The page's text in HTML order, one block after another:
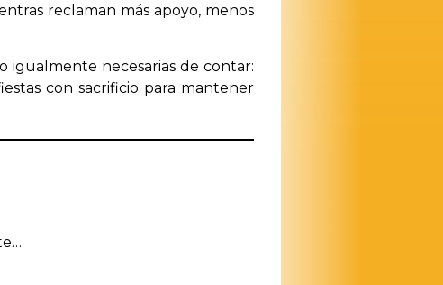
reclaman más apoyo, menos
igualmente necesarias de contar:
con sacrificio para mantener